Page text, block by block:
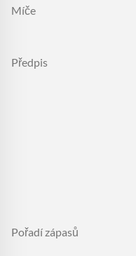
Míče
Předpis
Pořadí zápasů